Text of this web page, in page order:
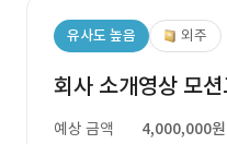
유사도 높음 외주
회사 소개영상 모
예상 금액
4,000,000원